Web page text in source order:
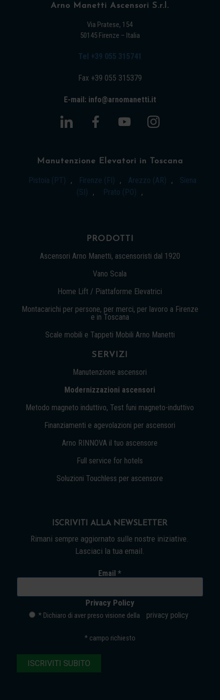
Arno Manetti Ascensori S.r.l.
Via Pratese, 154
50145 Firenze – Italia
Tel +39 055 315741
Fax +39 055 315379
E-mail: info@arnomanetti.it
Manutenzione Elevatori in Toscana
Pistoia (PT) , Firenze (FI) , Arezzo (AR) ,
Siena
(SI)
, Prato (PO) ,
PRODOTTI
Ascensori Arno Manetti, ascensoristi dal 1920
Vano Scala
Home Lift / Piattaforme Elevatrici
Montacarichi per persone, per merci, per lavoro a Firenze
e in Toscana
Scale mobili e Tappeti Mobili Arno Manetti
SERVIZI
Manutenzione ascensori
Modernizzazioni ascensori
Metodo magneto induttivo, Test funi magneto-induttivo
Finanziamenti e agevolazioni per ascensori
Arno RINNOVA il tuo ascensore
Full service for hotels
Soluzioni Touchless per ascensore
ISCRIVITI ALLA NEWSLETTER
Rimani sempre aggiornato sulle nostre iniziative.
Lasciaci la tua email.
Email *
Privacy Policy
* Dichiaro di aver preso visione della privacy policy
* campo richiesto